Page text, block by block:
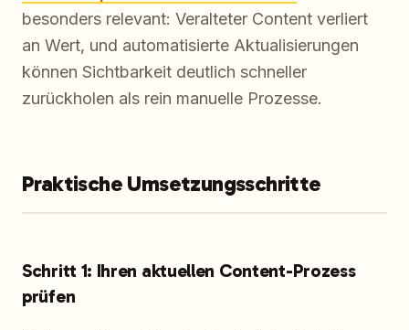
besonders relevant: Veralteter Content verliert
an Wert, und automatisierte Aktualisierungen
können Sichtbarkeit deutlich schneller
zurückholen als rein manuelle Prozesse.
Praktische Umsetzungsschritte
Schritt 1: Ihren aktuellen Content-Prozess
prüfen